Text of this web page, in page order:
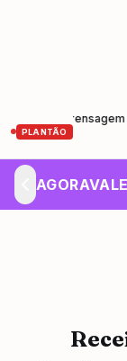
PLANTÃO
prensagem na
AGORAVALE